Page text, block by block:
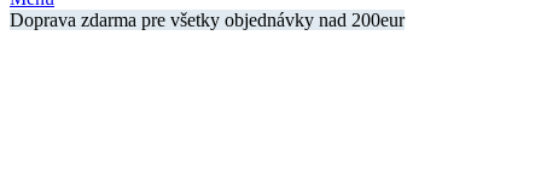
Doprava zdarma pre všetky objednávky nad 200eur